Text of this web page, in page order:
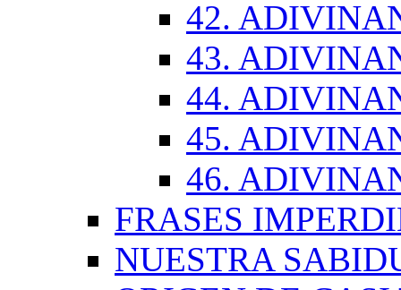
42.
43.
44.
45.
46.
FRASES
NUESTRA